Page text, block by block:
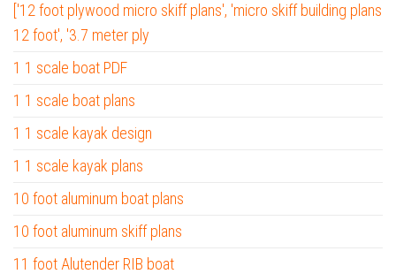
['12 foot plywood micro skiff plans', 'micro skiff building plans
12 foot', '3.7 meter ply
1 1 scale boat PDF
1 1 scale boat plans
1 1 scale kayak design
1 1 scale kayak plans
10 foot aluminum boat plans
10 foot aluminum skiff plans
11 foot Alutender RIB boat